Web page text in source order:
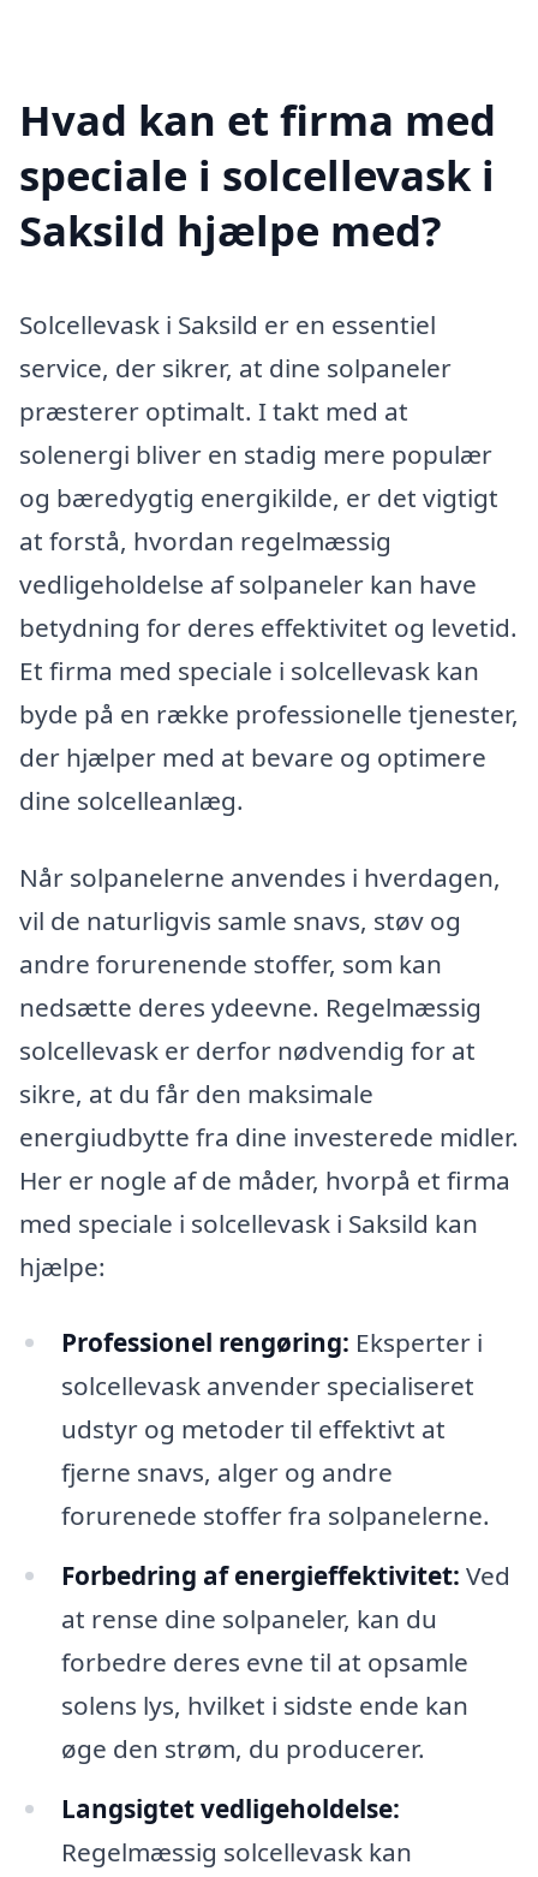
Hvad kan et firma med
speciale i solcellevask i
Saksild hjælpe med?
Solcellevask i Saksild er en essentiel
service, der sikrer, at dine solpaneler
præsterer optimalt. I takt med at
solenergi bliver en stadig mere populær
og bæredygtig energikilde, er det vigtigt
at forstå, hvordan regelmæssig
vedligeholdelse af solpaneler kan have
betydning for deres effektivitet og levetid.
Et firma med speciale i solcellevask kan
byde på en række professionelle tjenester,
der hjælper med at bevare og optimere
dine solcelleanlæg.
Når solpanelerne anvendes i hverdagen,
vil de naturligvis samle snavs, støv og
andre forurenende stoffer, som kan
nedsætte deres ydeevne. Regelmæssig
solcellevask er derfor nødvendig for at
sikre, at du får den maksimale
energiudbytte fra dine investerede midler.
Her er nogle af de måder, hvorpå et firma
med speciale i solcellevask i Saksild kan
hjælpe:
Professionel rengøring: Eksperter i
solcellevask anvender specialiseret
udstyr og metoder til effektivt at
fjerne snavs, alger og andre
forurenede stoffer fra solpanelerne.
Forbedring af energieffektivitet: Ved
at rense dine solpaneler, kan du
forbedre deres evne til at opsamle
solens lys, hvilket i sidste ende kan
øge den strøm, du producerer.
Langsigtet vedligeholdelse:
Regelmæssig solcellevask kan